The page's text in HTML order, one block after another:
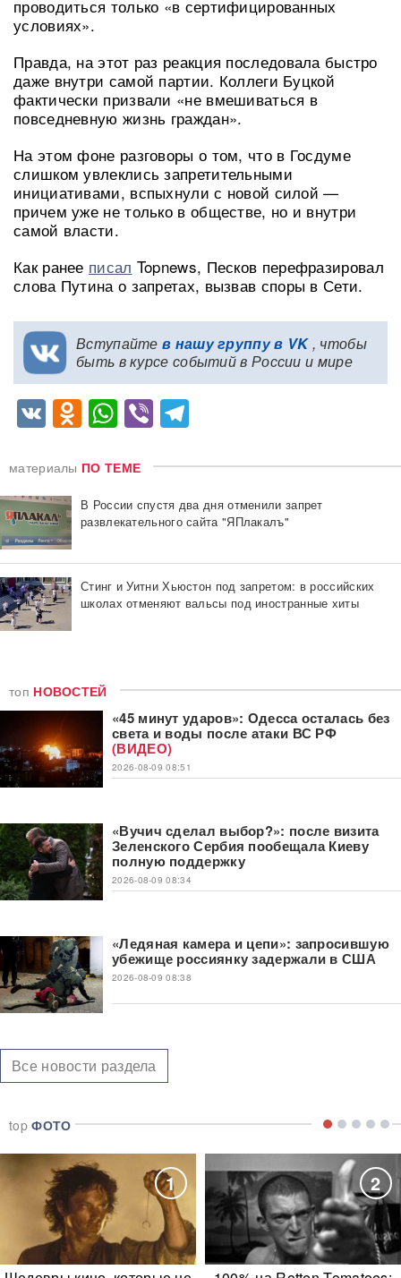
проводиться только «в сертифицированных
условиях».
Правда, на этот раз реакция последовала быстро
даже внутри самой партии. Коллеги Буцкой
фактически призвали «не вмешиваться в
повседневную жизнь граждан».
На этом фоне разговоры о том, что в Госдуме
слишком увлеклись запретительными
инициативами, вспыхнули с новой силой —
причем уже не только в обществе, но и внутри
самой власти.
Как ранее писал Topnews, Песков перефразировал
слова Путина о запретах, вызвав споры в Сети.
Вступайте в нашу группу в VK, чтобы
быть в курсе событий в России и мире
VKOdnoklassniki
WhatsApp
Viber
материалы ПО ТЕМЕ
В России спустя два дня отменили запрет
развлекательного сайта "ЯПлакалъ"
Стинг и Уитни Хьюстон под запретом: в российских
школах отменяют вальсы под иностранные хиты
топ НОВОСТЕЙ
«45 минут ударов»: Одесса осталась без
света и воды после атаки ВС РФ
(ВИДЕО)
2026-08-09 08:51
«Вучич сделал выбор?»: после визита
Зеленского Сербия пообещала Киеву
полную поддержку
2026-08-09 08:34
«Ледяная камера и цепи»: запросившую
убежище россиянку задержали в США
2026-08-09 08:38
Все новости раздела
topФОТО
1 2